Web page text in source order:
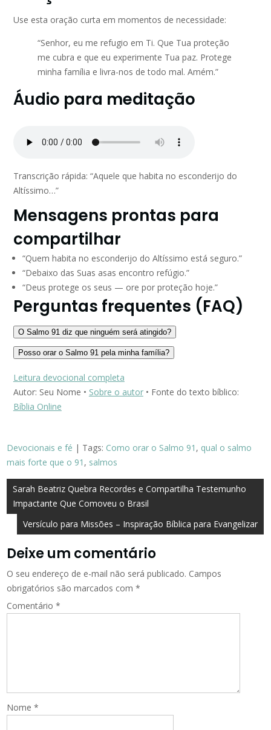
Use esta oração curta em momentos de necessidade:
“Senhor, eu me refugio em Ti. Que Tua proteção
me cubra e que eu experimente Tua paz. Protege
minha família e livra-nos de todo mal. Amém.”
Áudio para meditação
Transcrição rápida: “Aquele que habita no esconderijo do
Altíssimo…”
Mensagens prontas para
compartilhar
“Quem habita no esconderijo do Altíssimo está seguro.”
“Debaixo das Suas asas encontro refúgio.”
“Deus protege os seus — ore por proteção hoje.”
Perguntas frequentes (FAQ)
O Salmo 91 diz que ninguém será atingido?
Posso orar o Salmo 91 pela minha família?
Leitura devocional completa
Autor: Seu Nome • Sobre o autor• Fonte do texto bíblico:
Bíblia Online
Devocionais e fé | Tags: Como orar o Salmo 91 , qual o salmo
mais forte que o 91 , salmos
Navegação
de
Post
Sarah Beatriz Quebra Recordes e Compartilha Testemunho
Impactante Que Comoveu o Brasil
Versículo para Missões – Inspiração Bíblica para Evangelizar
Deixe um comentário
O seu endereço de e-mail não será publicado. Campos
obrigatórios são marcados com*
Comentário*
Nome*